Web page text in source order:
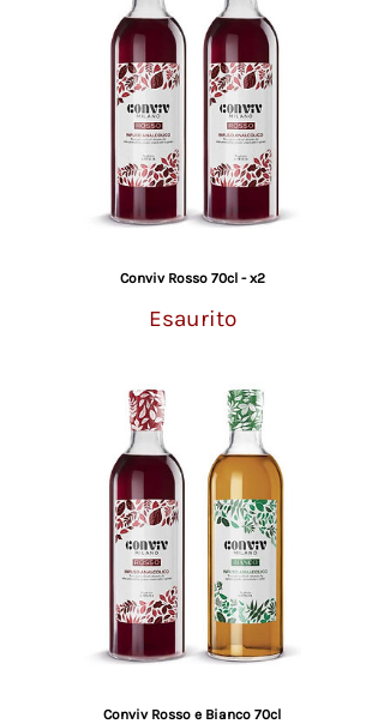
Conviv Rosso 70cl - x2
Esaurito
Conviv Rosso e Bianco 70cl